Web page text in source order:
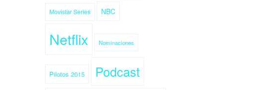
Movistar Series NBC
Netflix Nominaciones
Pilotos 2015 Podcast